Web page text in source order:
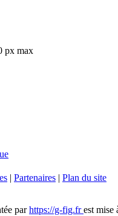
px max
| Partenaires | Plan du site
parhttps://g-fig.frest mise